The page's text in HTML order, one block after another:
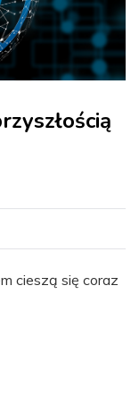
cieszą się coraz